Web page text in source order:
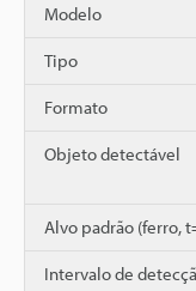
Modelo
Tipo
Formato
Objeto detectável
Alvo padrão (ferro,
Intervalo de